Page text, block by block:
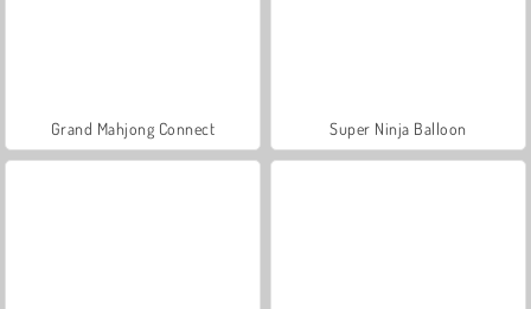
Grand Mahjong Connect Super Ninja Balloon